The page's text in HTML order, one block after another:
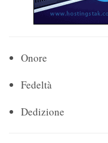
Onore
Fedeltà
Dedizione